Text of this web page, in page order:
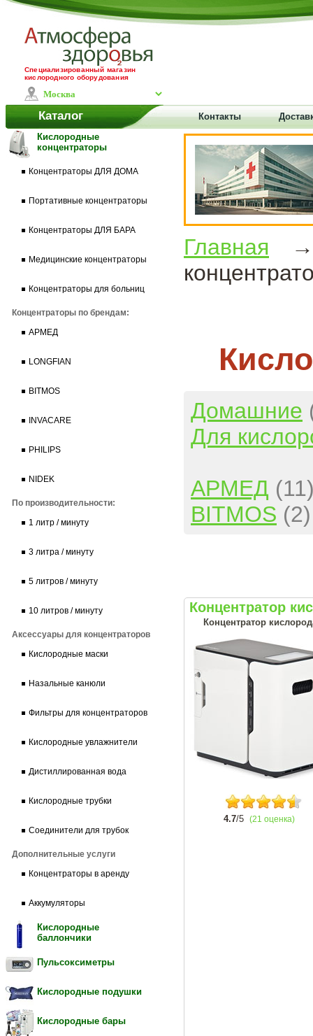
Специализированный магазин
кислородного оборудования
Каталог Контакты
Кислородные
концентраторы
Концентраторы ДЛЯ ДОМА
Портативные концентраторы
Концентраторы ДЛЯ БАРА
Медицинские концентраторы
Концентраторы для больниц
Концентраторы по брендам:
АРМЕД
LONGFIAN
BITMOS
INVACARE
PHILIPS
NIDEK
По производительности:
1 литр / минуту
3 литра / минуту
5 литров / минуту
10 литров / минуту
Аксессуары для концентраторов
Кислородные маски
Назальные канюли
Фильтры для концентраторов
Кислородные увлажнители
Дистиллированная вода
Кислородные трубки
Соединители для трубок
Дополнительные услуги
Концентраторы в аренду
Аккумуляторы
Кислородные
баллончики
Пульсоксиметры
Кислородные подушки
Кислородные бары
Главная
Домашние
Для
АРМЕД
BITMOS (2)
Концентратор
Концентратор
4.7/5 (21 оценка)